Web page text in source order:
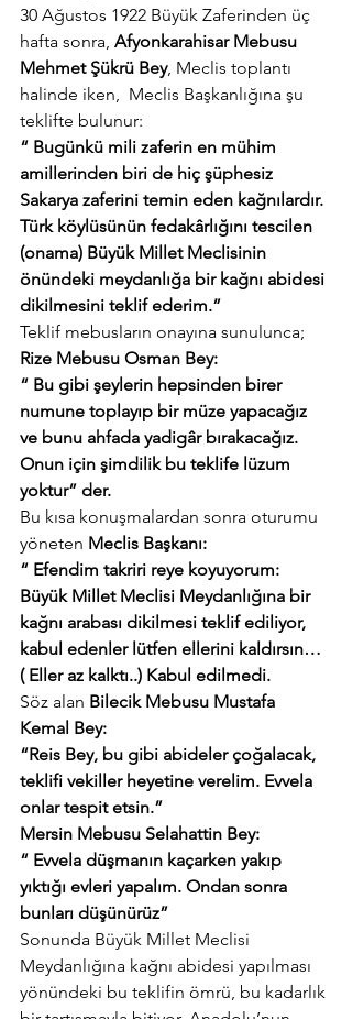
30 Ağustos 1922 Büyük Zaferinden üç
hafta sonra, Afyonkarahisar Mebusu
Mehmet Şükrü Bey, Meclis toplantı
halinde iken,  Meclis Başkanlığına şu
teklifte bulunur:
“ Bugünkü mili zaferin en mühim
amillerinden biri de hiç şüphesiz
Sakarya zaferini temin eden kağnılardır.
Türk köylüsünün fedakârlığını tescilen
(onama) Büyük Millet Meclisinin
önündeki meydanlığa bir kağnı abidesi
dikilmesini teklif ederim.”
Teklif mebusların onayına sunulunca;
Rize Mebusu Osman Bey:
“ Bu gibi şeylerin hepsinden birer
numune toplayıp bir müze yapacağız
ve bunu ahfada yadigâr bırakacağız.
Onun için şimdilik bu teklife lüzum
yoktur” der.
Bu kısa konuşmalardan sonra oturumu
yöneten Meclis Başkanı:
“ Efendim takriri reye koyuyorum:
Büyük Millet Meclisi Meydanlığına bir
kağnı arabası dikilmesi teklif ediliyor,
kabul edenler lütfen ellerini kaldırsın…
( Eller az kalktı..) Kabul edilmedi.
Söz alan Bilecik Mebusu Mustafa
Kemal Bey:
“Reis Bey, bu gibi abideler çoğalacak,
teklifi vekiller heyetine verelim. Evvela
onlar tespit etsin.”
Mersin Mebusu Selahattin Bey:
“ Evvela düşmanın kaçarken yakıp
yıktığı evleri yapalım. Ondan sonra
bunları düşünürüz”
Sonunda Büyük Millet Meclisi
Meydanlığına kağnı abidesi yapılması
yönündeki bu teklifin ömrü, bu kadarlık